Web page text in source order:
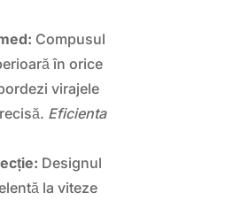
Compusul
în orice
virajele
Eficienta
Designul
la viteze